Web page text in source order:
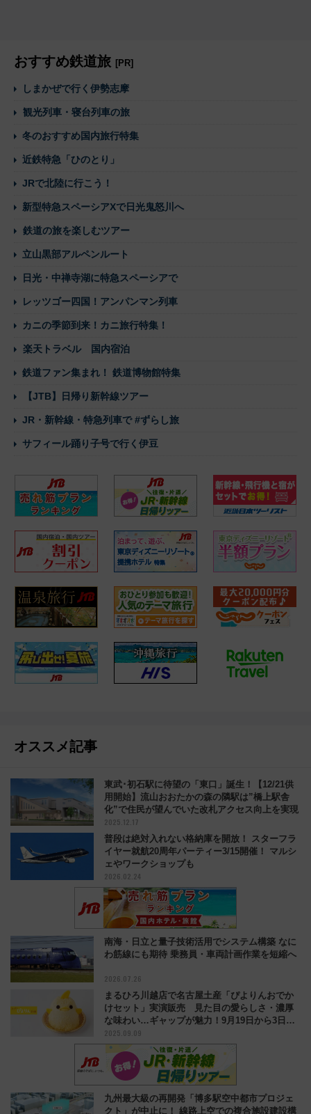
おすすめ鉄道旅 [PR]
しまかぜで行く伊勢志摩
観光列車・寝台列車の旅
冬のおすすめ国内旅行特集
近鉄特急「ひのとり」
JRで北陸に行こう！
新型特急スペーシアXで日光鬼怒川へ
鉄道の旅を楽しむツアー
立山黒部アルペンルート
日光・中禅寺湖に特急スペーシアで
レッツゴー四国！アンパンマン列車
カニの季節到来！カニ旅行特集！
楽天トラベル 国内宿泊
鉄道ファン集まれ！ 鉄道博物館特集
【JTB】日帰り新幹線ツアー
JR・新幹線・特急列車で #ずらし旅
サフィール踊り子号で行く伊豆
オススメ記事
東武･初石駅に待望の「東口」誕生！【12/21供
用開始】流山おおたかの森の隣駅は”橋上駅舎
化”で住民が望んでいた改札アクセス向上を実現
2025.12.17
普段は絶対入れない格納庫を開放！ スターフラ
イヤー就航20周年パーティー3/15開催！ マルシ
ェやワークショップも
2026.02.24
南海・日立と量子技術活用でシステム構築 なに
わ筋線にも期待 乗務員・車両計画作業を短縮へ
2026.07.26
まるひろ川越店で名古屋土産「ぴよりんおでか
けセット」実演販売 見た目の愛らしさ・濃厚
な味わい…ギャップが魅力！9月19日から3日間
限定
2025.09.09
九州最大級の再開発「博多駅空中都市プロジェ
クト」が中止に！ 線路上空での複合施設建設構